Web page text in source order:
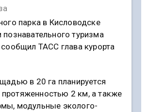
парка в Кисловодске
туризма
ТАСС глава курорта
в 20 га планируется
2 км, а также
модульные эколого-